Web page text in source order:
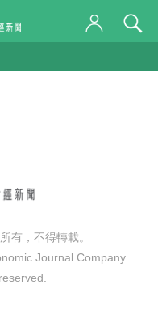
有，不得轉載。
Journal Company